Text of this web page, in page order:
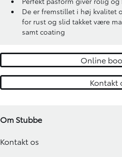
De er fremstillet i høj kvalitet
for rust og slid takket være
samt coating
Online
Kontakt
Om Stubbe
Kontakt os